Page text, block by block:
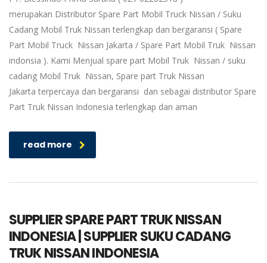
merupakan Distributor Spare Part Mobil Truck Nissan / Suku
Cadang Mobil Truk Nissan terlengkap dan bergaransi ( Spare
Part Mobil Truck Nissan Jakarta / Spare Part Mobil Truk Nissan
indonsia ). Kami Menjual spare part Mobil Truk Nissan / suku
cadang Mobil Truk Nissan, Spare part Truk Nissan
Jakarta terpercaya dan bergaransi dan sebagai distributor Spare
Part Truk Nissan Indonesia terlengkap dan aman
read more
SUPPLIER SPARE PART TRUK NISSAN
INDONESIA | SUPPLIER SUKU CADANG
TRUK NISSAN INDONESIA